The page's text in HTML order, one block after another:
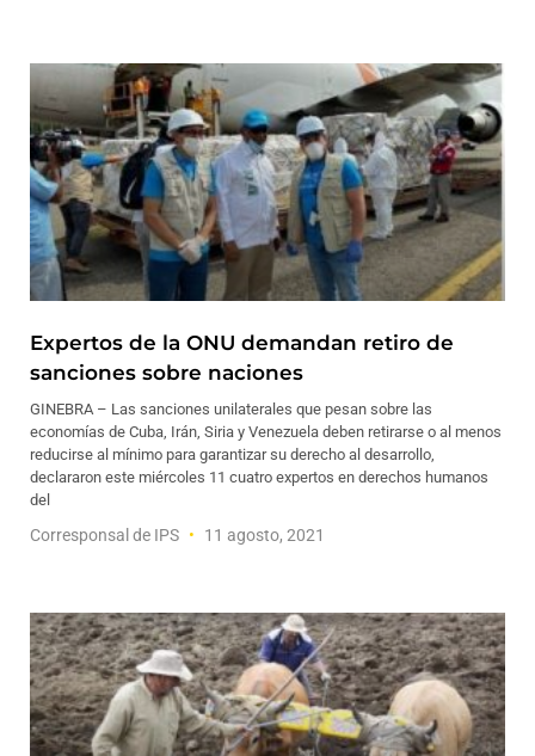
Expertos de la ONU demandan retiro de
sanciones sobre naciones
GINEBRA – Las sanciones unilaterales que pesan sobre las
economías de Cuba, Irán, Siria y Venezuela deben retirarse o al menos
reducirse al mínimo para garantizar su derecho al desarrollo,
declararon este miércoles 11 cuatro expertos en derechos humanos
del
Corresponsal de IPS 11 agosto, 2021